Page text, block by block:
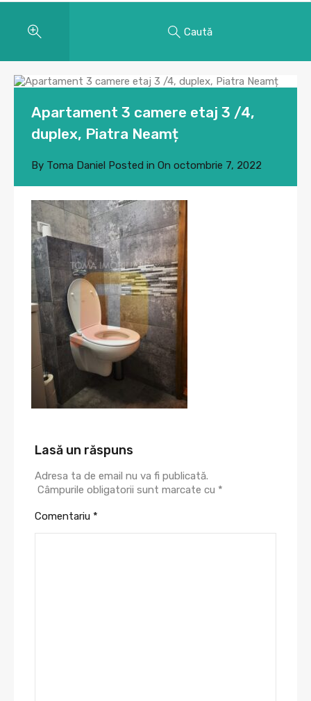
Caută
Apartament 3 camere etaj 3 /4,
duplex, Piatra Neamț
By Toma Daniel Posted in On octombrie 7, 2022
Lasă un răspuns
Adresa ta de email nu va fi publicată.
Câmpurile obligatorii sunt marcate cu *
Comentariu *